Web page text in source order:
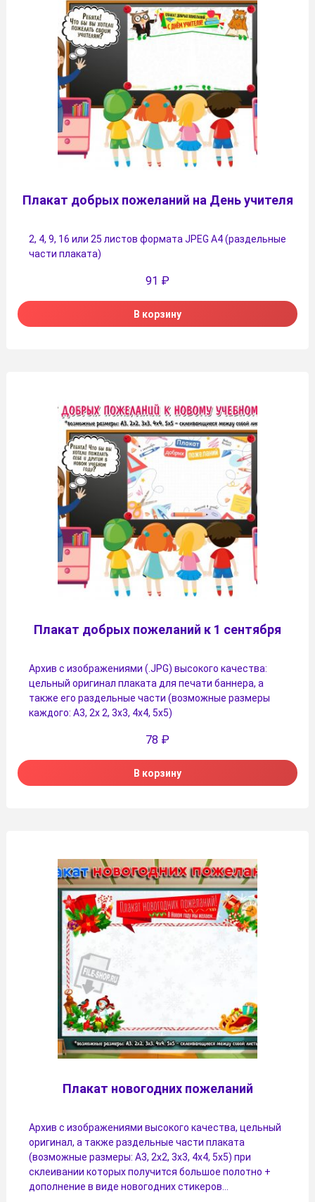
Плакат добрых пожеланий на День учителя
2, 4, 9, 16 или 25 листов формата JPEG А4 (раздельные
части плаката)
91 ₽
В корзину
Плакат добрых пожеланий к 1 сентября
Архив с изображениями (.JPG) высокого качества:
цельный оригинал плаката для печати баннера, а
также его раздельные части (возможные размеры
каждого: А3, 2х 2, 3х3, 4х4, 5х5)
78 ₽
В корзину
Плакат новогодних пожеланий
Архив с изображениями высокого качества, цельный
оригинал, а также раздельные части плаката
(возможные размеры: А3, 2х2, 3х3, 4х4, 5х5) при
склеивании которых получится большое полотно +
дополнение в виде новогодних стикеров…